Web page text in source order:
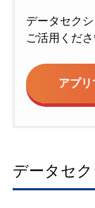
データセク
ご活用くださ
アプリ
データセ